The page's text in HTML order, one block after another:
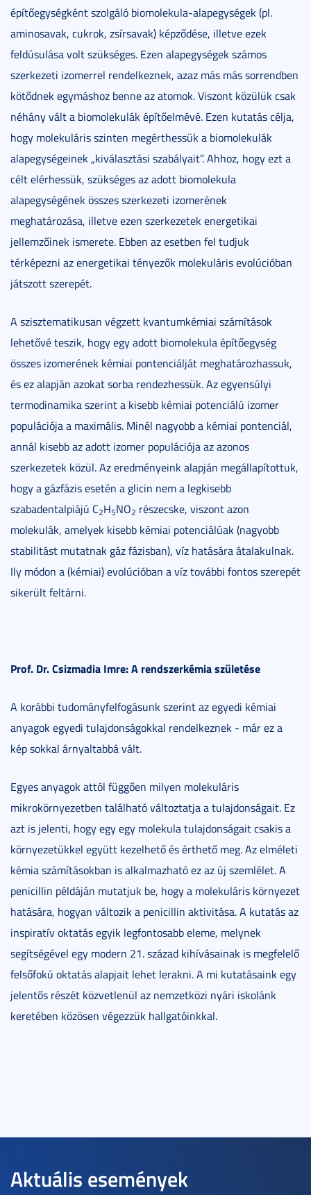
építőegységként szolgáló biomolekula-alapegységek (pl.
aminosavak, cukrok, zsírsavak) képződése, illetve ezek
feldúsulása volt szükséges. Ezen alapegységek számos
szerkezeti izomerrel rendelkeznek, azaz más más sorrendben
kötődnek egymáshoz benne az atomok. Viszont közülük csak
néhány vált a biomolekulák építőelmévé. Ezen kutatás célja,
hogy molekuláris szinten megérthessük a biomolekulák
alapegységeinek „kiválasztási szabályait”. Ahhoz, hogy ezt a
célt elérhessük, szükséges az adott biomolekula
alapegységének összes szerkezeti izomerének
meghatározása, illetve ezen szerkezetek energetikai
jellemzőinek ismerete. Ebben az esetben fel tudjuk
térképezni az energetikai tényezők molekuláris evolúcióban
játszott szerepét.
A szisztematikusan végzett kvantumkémiai számítások
lehetővé teszik, hogy egy adott biomolekula építőegység
összes izomerének kémiai pontenciálját meghatározhassuk,
és ez alapján azokat sorba rendezhessük. Az egyensúlyi
termodinamika szerint a kisebb kémiai potenciálú izomer
populációja a maximális. Minél nagyobb a kémiai pontenciál,
annál kisebb az adott izomer populációja az azonos
szerkezetek közül. Az eredményeink alapján megállapítottuk,
hogy a gázfázis esetén a glicin nem a legkisebb
szabadentalpiájú C2H5NO2 részecske, viszont azon
molekulák, amelyek kisebb kémiai potenciálúak (nagyobb
stabilitást mutatnak gáz fázisban), víz hatására átalakulnak.
Ily módon a (kémiai) evolúcióban a víz további fontos szerepét
sikerült feltárni.
Prof. Dr. Csizmadia Imre: A rendszerkémia születése
A korábbi tudományfelfogásunk szerint az egyedi kémiai
anyagok egyedi tulajdonságokkal rendelkeznek - már ez a
kép sokkal árnyaltabbá vált.
Egyes anyagok attól függően milyen molekuláris
mikrokörnyezetben található változtatja a tulajdonságait. Ez
azt is jelenti, hogy egy egy molekula tulajdonságait csakis a
környezetükkel együtt kezelhető és érthető meg. Az elméleti
kémia számításokban is alkalmazható ez az új szemlélet. A
penicillin példáján mutatjuk be, hogy a molekuláris környezet
hatására, hogyan változik a penicillin aktivitása. A kutatás az
inspiratív oktatás egyik legfontosabb eleme, melynek
segítségével egy modern 21. század kihívásainak is megfelelő
felsőfokú oktatás alapjait lehet lerakni. A mi kutatásaink egy
jelentős részét közvetlenül az nemzetközi nyári iskolánk
keretében közösen végezzük hallgatóinkkal.
Aktuális események